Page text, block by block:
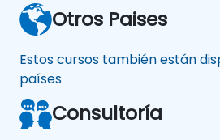
Otros Paises
Estos cursos también están
países
Consultoría